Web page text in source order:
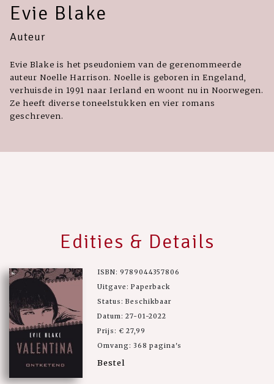
Evie Blake
Auteur
Evie Blake is het pseudoniem van de gerenommeerde
auteur Noelle Harrison. Noelle is geboren in Engeland,
verhuisde in 1991 naar Ierland en woont nu in Noorwegen.
Ze heeft diverse toneelstukken en vier romans
geschreven.
Edities & Details
ISBN: 9789044357806
Uitgave: Paperback
Status: Beschikbaar
Datum: 27-01-2022
Prijs: € 27,99
Omvang: 368 pagina's
Bestel